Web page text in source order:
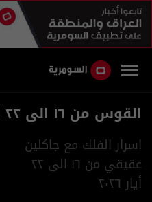
القوس من ١٦ الى ٢٢ أيار ٢٠٢٦
اسرار الفلك مع جاكلين
عقيقي من ١٦ الى ٢٢
أيار ٢٠٢٦